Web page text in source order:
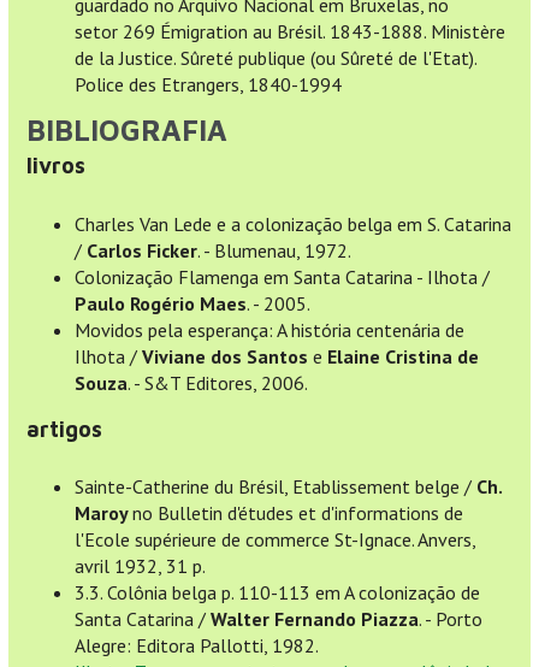
guardado no Arquivo Nacional em Bruxelas, no
setor 269 Émigration au Brésil. 1843-1888. Ministère
de la Justice. Sûreté publique (ou Sûreté de l'Etat).
Police des Etrangers, 1840-1994
BIBLIOGRAFIA
livros
Charles Van Lede e a colonização belga em S. Catarina
/ Carlos Ficker. - Blumenau, 1972.
Colonização Flamenga em Santa Catarina - Ilhota /
Paulo Rogério Maes. - 2005.
Movidos pela esperança: A história centenária de
Ilhota / Viviane dos Santos e Elaine Cristina de
Souza. - S&T Editores, 2006.
artigos
Sainte-Catherine du Brésil, Etablissement belge / Ch.
Maroyno Bulletin d'études et d'informations de
l'Ecole supérieure de commerce St-Ignace. Anvers,
avril 1932, 31 p.
3.3. Colônia belga p. 110-113 em A colonização de
Santa Catarina / Walter Fernando Piazza. - Porto
Alegre: Editora Pallotti, 1982.